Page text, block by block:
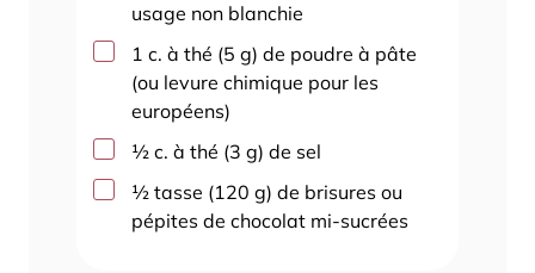
usage non blanchie
▢1 c. à thé (5 g) de poudre à pâte
(ou levure chimique pour les
européens)
▢
½ c. à thé (3 g) de sel
▢
½ tasse (120 g) de brisures ou
pépites de chocolat mi-sucrées